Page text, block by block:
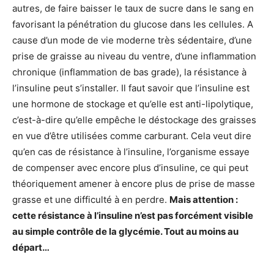
autres, de faire baisser le taux de sucre dans le sang en
favorisant la pénétration du glucose dans les cellules. A
cause d’un mode de vie moderne très sédentaire, d’une
prise de graisse au niveau du ventre, d’une inflammation
chronique (inflammation de bas grade), la résistance à
l’insuline peut s’installer. Il faut savoir que l’insuline est
une hormone de stockage et qu’elle est anti-lipolytique,
c’est-à-dire qu’elle empêche le déstockage des graisses
en vue d’être utilisées comme carburant. Cela veut dire
qu’en cas de résistance à l’insuline, l’organisme essaye
de compenser avec encore plus d’insuline, ce qui peut
théoriquement amener à encore plus de prise de masse
grasse et une difficulté à en perdre. Mais attention :
cette résistance à l’insuline n’est pas forcément visible
au simple contrôle de la glycémie. Tout au moins au
départ…